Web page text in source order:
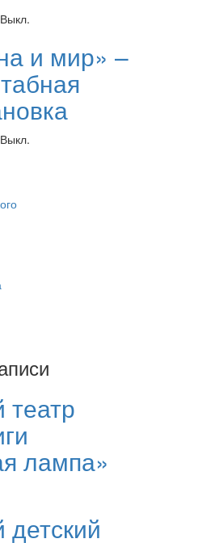
Выкл.
и мир» –
Выкл.
театр
лампа»
детский